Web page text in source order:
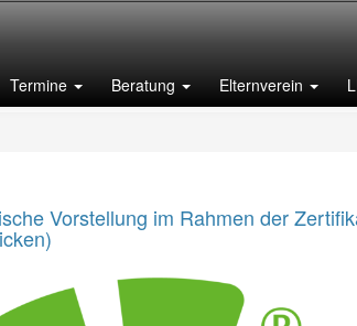
Termine Beratung Elternverein
Vorstellung im Rahmen der